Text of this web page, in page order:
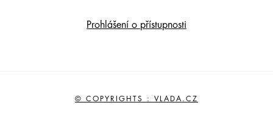
Prohlášení o přístupnosti
© COPYRIGHTS : VLADA.CZ